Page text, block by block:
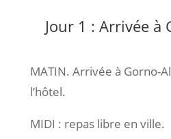
Jour 1 : Arrivée à
MATIN. Arrivée à Gorno-
l’hôtel.
MIDI : repas libre en ville.